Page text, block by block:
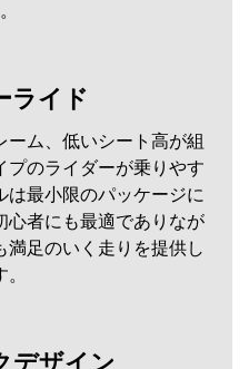
ライド
ム、低いシート高が組
プのライダーが乗りやす
は最小限のパッケージに
心者にも最適でありなが
満足のいく走りを提供し
。
デザイン